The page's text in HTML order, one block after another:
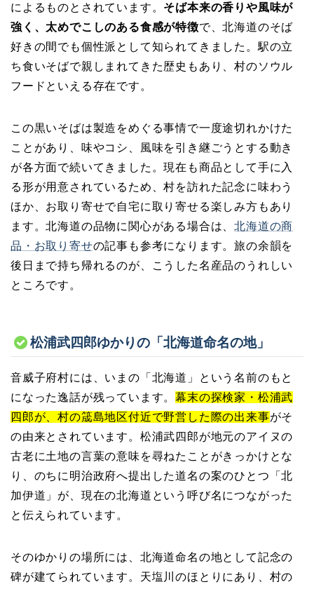
によるものとされています。 そば本来の香りや風味が
強く、太めでこしのある食感が特徴で、北海道のそば
好きの間でも個性派として知られてきました。駅の立
ち食いそばで親しまれてきた歴史もあり、村のソウル
フードといえる存在です。
この黒いそばは製造をめぐる事情で一度途切れかけた
ことがあり、味やコシ、風味を引き継ごうとする動き
が各方面で続いてきました。現在も商品として手に入
る形が用意されているため、村を訪れた記念に味わう
ほか、お取り寄せで自宅に取り寄せる楽しみ方もあり
ます。北海道の品物に関心がある場合は、北海道の商
品・お取り寄せの記事も参考になります。旅の余韻を
後日まで持ち帰れるのが、こうした名産品のうれしい
ところです。
松浦武四郎ゆかりの「北海道命名の地」
音威子府村には、いまの「北海道」という名前のもと
になった逸話が残っています。幕末の探検家・松浦武
四郎が、村の筬島地区付近で野営した際の出来事がそ
の由来とされています。松浦武四郎が地元のアイヌの
古老に土地の言葉の意味を尋ねたことがきっかけとな
り、のちに明治政府へ提出した道名の案のひとつ「北
加伊道」が、現在の北海道という呼び名につながった
と伝えられています。
そのゆかりの場所には、北海道命名の地として記念の
碑が建てられています。天塩川のほとりにあり、村の